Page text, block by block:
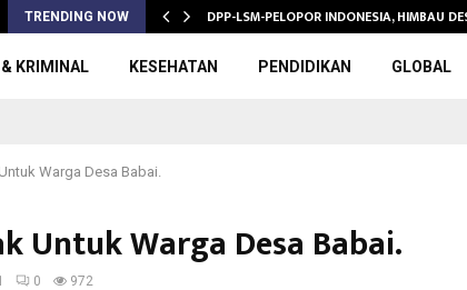
TRENDING NOW DPP-LSM-PELOPOR INDONESIA, HIMBAU
KRIMINAL KESEHATAN PENDIDIKAN GLOBAL
Warga Desa Babai.
Untuk Warga Desa Babai.
0 972